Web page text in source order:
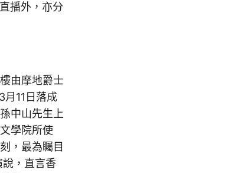
直播外，亦分
由摩地爵士
月11日落成
中山先生上
學院所使
，最為矚目
，直言香